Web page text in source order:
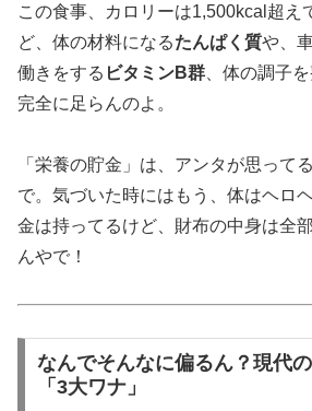
この食事、カロリーは1,500kcal超え
ど、体の材料になるたんぱく質や、
働きをする ビタミンB群 、体の調子
完全に足らんのよ。
「栄養の貯金」は、アンタが思って
で。気づいた時にはもう、体はヘロ
金は持ってるけど、財布の中身は全
んやで！
なんでそんなに偏るん？現代
「3大ワナ」